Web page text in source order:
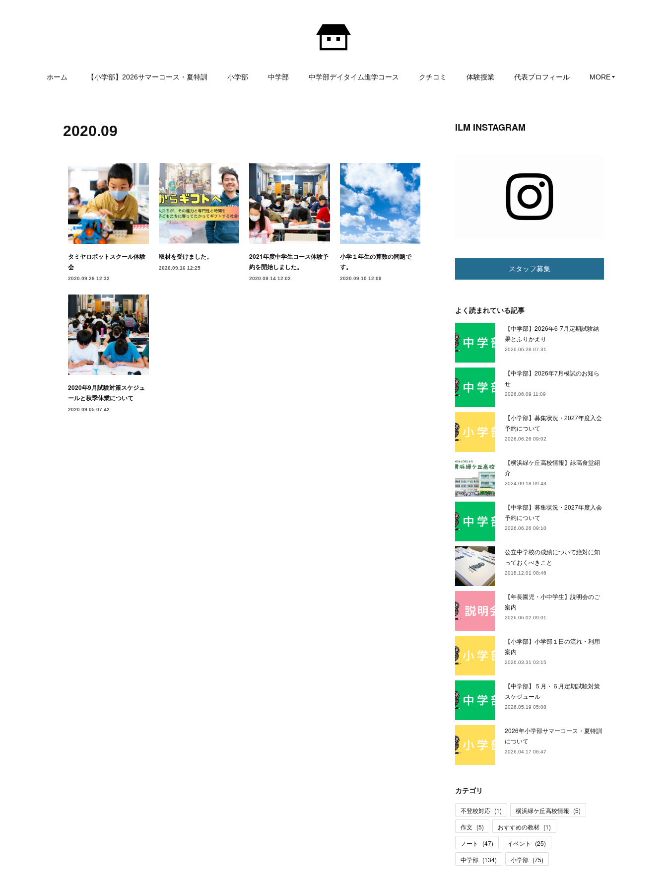
ホーム 【小学部】2026サマーコース・夏特訓 小学部 中学部 中学部デイタイム進学コース クチコミ 体験授業 代表プロフィール MORE
2020.09
タミヤロボットスクール体験
会
2020.09.26 12:32
取材を受けました。
2020.09.16 12:25
2021年度中学生コース体験予
約を開始しました。
2020.09.14 12:02
小学１年生の算数の問題で
す。
2020.09.10 12:09
2020年9月試験対策スケジュ
ールと秋季休業について
2020.09.05 07:42
ILM INSTAGRAM
スタッフ募集
よく読まれている記事
【中学部】2026年6-7月定期試験結
果とふりかえり
2026.06.28 07:31
【中学部】2026年7月模試のお知ら
せ
2026.06.09 11:09
【小学部】募集状況・2027年度入会
予約について
2026.06.26 09:02
【横浜緑ケ丘高校情報】緑高食堂紹
介
2024.09.18 09:43
【中学部】募集状況・2027年度入会
予約について
2026.06.26 09:10
公立中学校の成績について絶対に知
っておくべきこと
2018.12.01 08:46
【年長園児・小中学生】説明会のご
案内
2026.06.02 09:01
【小学部】小学部１日の流れ・利用
案内
2026.03.31 03:15
【中学部】５月・６月定期試験対策
スケジュール
2026.05.19 05:08
2026年小学部サマーコース・夏特訓
について
2026.04.17 06:47
カテゴリ
不登校対応 (1) 横浜緑ケ丘高校情報 (5)
作文 (5) おすすめの教材 (1)
ノート
(47) イベント (25)
中学部 (134) 小学部 (75)